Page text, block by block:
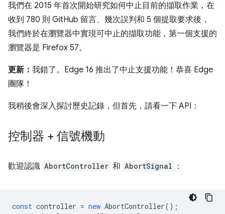
我們在 2015 年首次開始研究如何中止目前的擷取作業，在
收到 780 則 GitHub 留言、幾次誤判和 5 個提取要求後，
我們終於在瀏覽器中實現可中止的擷取功能，第一個支援的
瀏覽器是 Firefox 57。
更新： 我錯了。Edge 16 推出了中止支援功能！恭喜 Edge
團隊！
我稍後會深入探討歷史記錄，但首先，請看一下 API：
控制器 + 信號機動
歡迎認識 AbortController 和 AbortSignal ：
const controller = new AbortController();